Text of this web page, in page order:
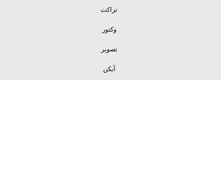
تراکت
وکتور
تصویر
آیکن